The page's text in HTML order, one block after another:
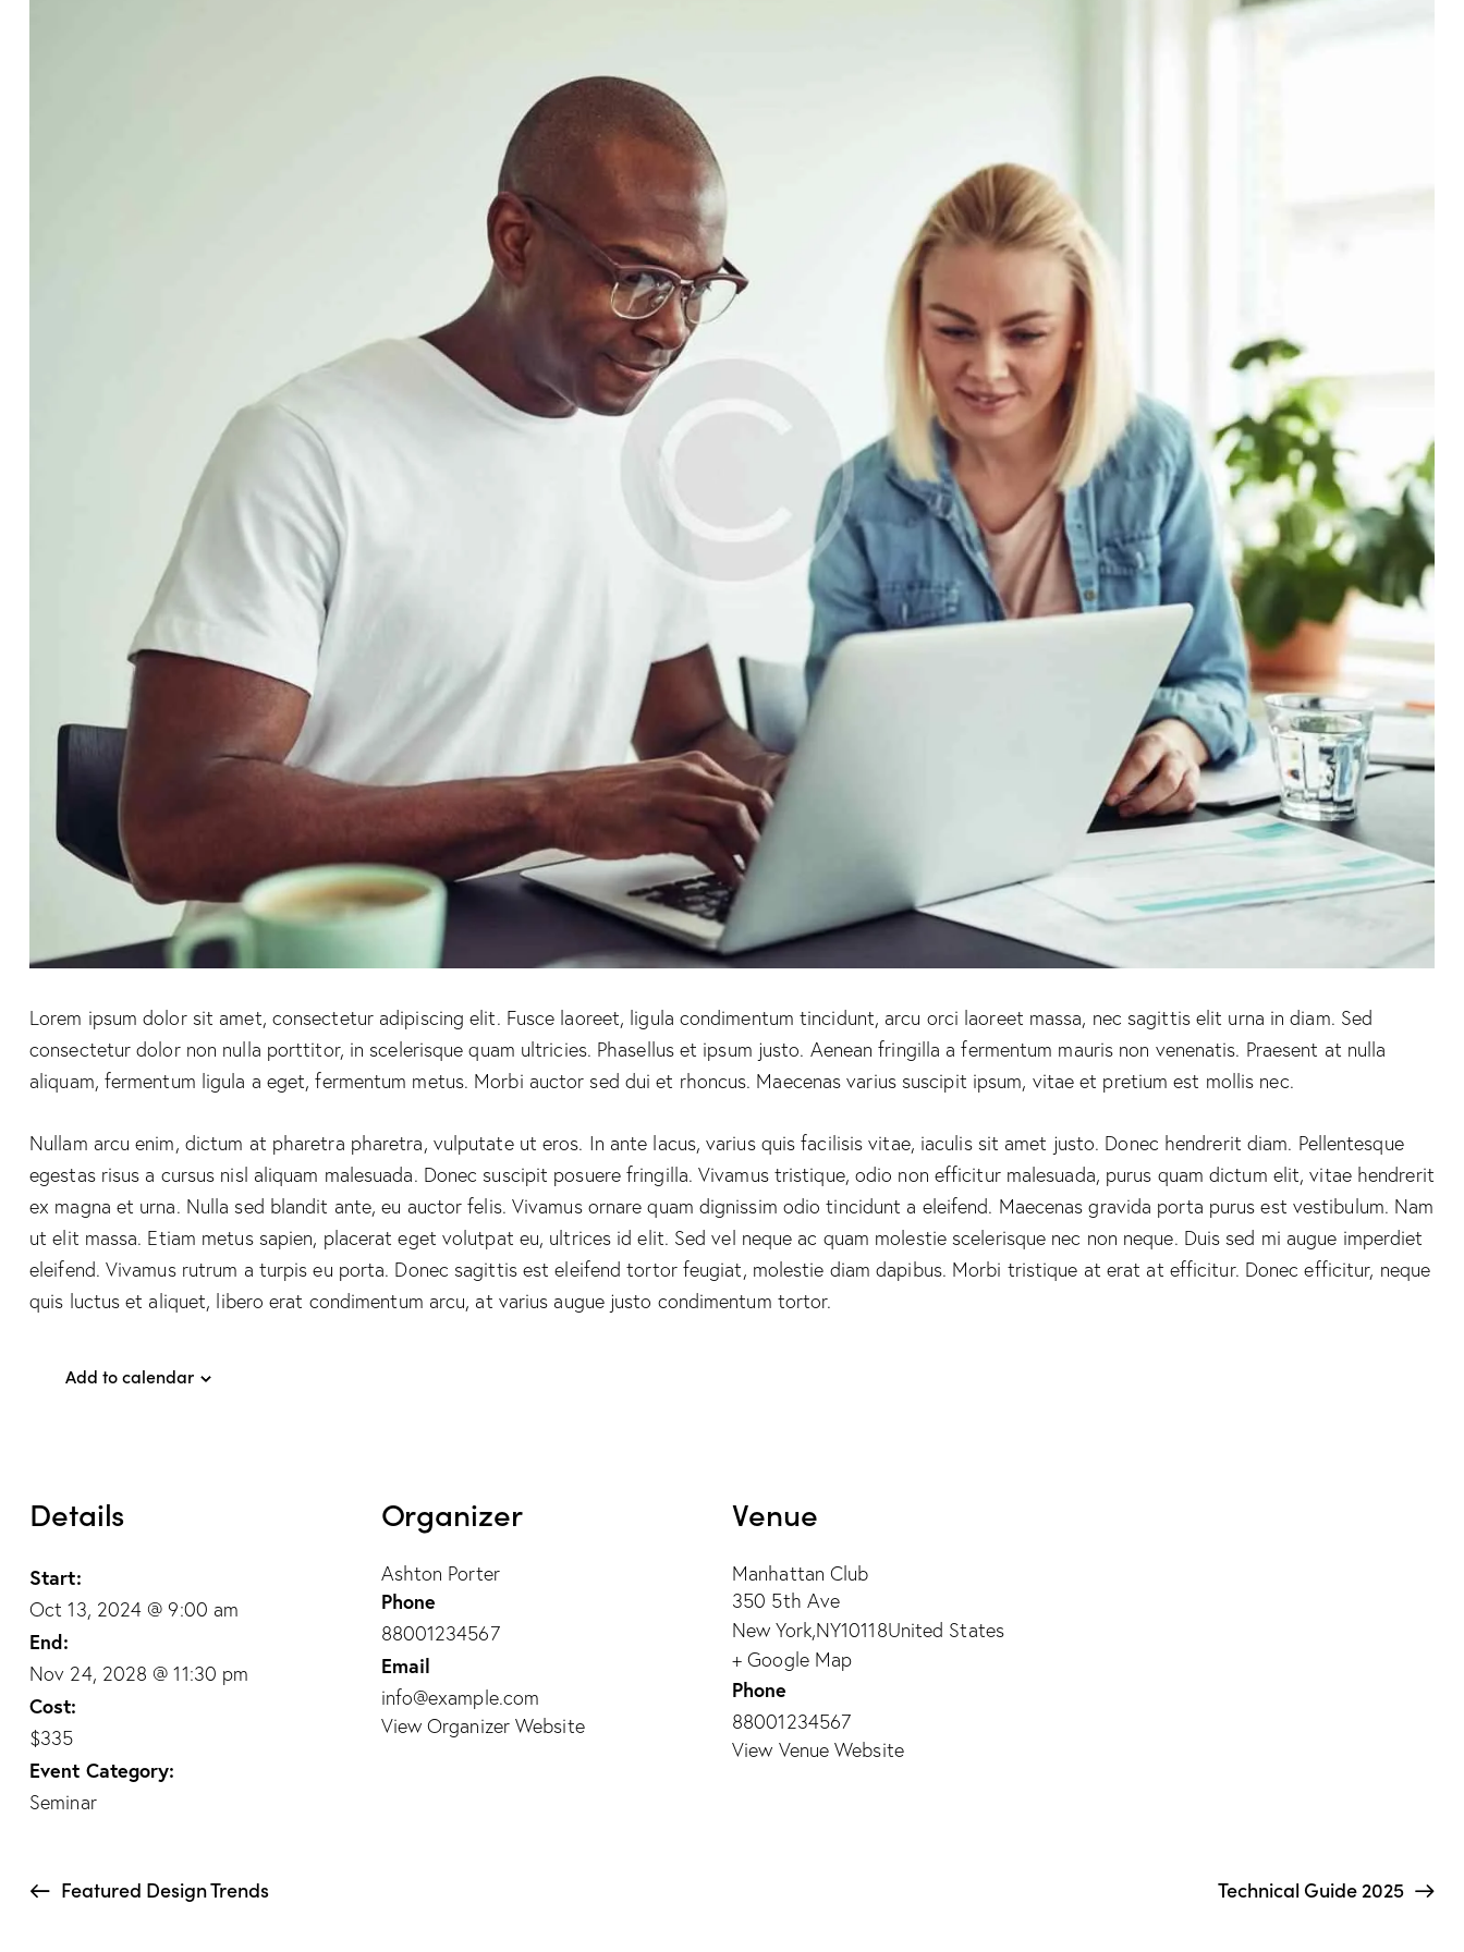
Lorem ipsum dolor sit amet, consectetur adipiscing elit. Fusce laoreet, ligula condimentum tincidunt, arcu orci laoreet massa, nec sagittis elit urna in diam. Sed
consectetur dolor non nulla porttitor, in scelerisque quam ultricies. Phasellus et ipsum justo. Aenean fringilla a fermentum mauris non venenatis. Praesent at nulla
aliquam, fermentum ligula a eget, fermentum metus. Morbi auctor sed dui et rhoncus. Maecenas varius suscipit ipsum, vitae et pretium est mollis nec.
Nullam arcu enim, dictum at pharetra pharetra, vulputate ut eros. In ante lacus, varius quis facilisis vitae, iaculis sit amet justo. Donec hendrerit diam. Pellentesque
egestas risus a cursus nisl aliquam malesuada. Donec suscipit posuere fringilla. Vivamus tristique, odio non efficitur malesuada, purus quam dictum elit, vitae hendrerit
ex magna et urna. Nulla sed blandit ante, eu auctor felis. Vivamus ornare quam dignissim odio tincidunt a eleifend. Maecenas gravida porta purus est vestibulum. Nam
ut elit massa. Etiam metus sapien, placerat eget volutpat eu, ultrices id elit. Sed vel neque ac quam molestie scelerisque nec non neque. Duis sed mi augue imperdiet
eleifend. Vivamus rutrum a turpis eu porta. Donec sagittis est eleifend tortor feugiat, molestie diam dapibus. Morbi tristique at erat at efficitur. Donec efficitur, neque
quis luctus et aliquet, libero erat condimentum arcu, at varius augue justo condimentum tortor.
Add to calendar
Details
Start:
Oct 13, 2024 @ 9:00 am
End:
Nov 24, 2028 @ 11:30 pm
Cost:
$335
Event Category:
Seminar
Organizer
Ashton Porter
Phone
88001234567
Email
info@example.com
View Organizer Website
Venue
Manhattan Club
350 5th Ave
New York,NY10118United States
+ Google Map
Phone
88001234567
View Venue Website
Featured Design Trends Technical Guide 2025